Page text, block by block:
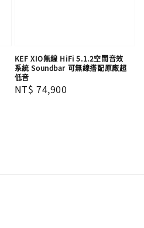
KEF XIO無線 HiFi 5.1.2空間音效
系統 Soundbar 可無線搭配原廠超
低音
Regular
NT$ 74,900